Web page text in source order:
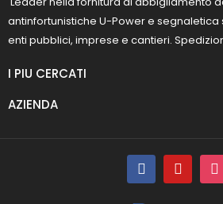
antinfortunistiche U-Power e
enti pubblici, imprese e cantieri.
I PIU CERCATI
AZIENDA